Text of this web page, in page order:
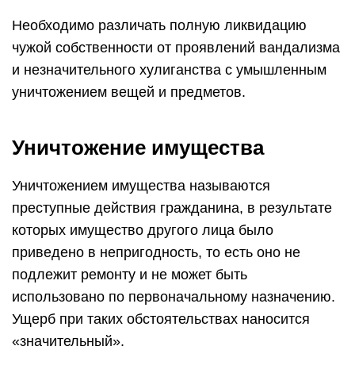
Необходимо различать полную ликвидацию
чужой собственности от проявлений вандализма
и незначительного хулиганства с умышленным
уничтожением вещей и предметов.
Уничтожение имущества
Уничтожением имущества называются
преступные действия гражданина, в результате
которых имущество другого лица было
приведено в непригодность, то есть оно не
подлежит ремонту и не может быть
использовано по первоначальному назначению.
Ущерб при таких обстоятельствах наносится
«значительный».